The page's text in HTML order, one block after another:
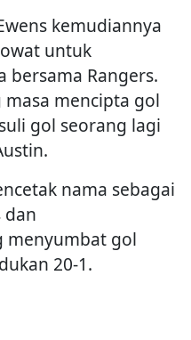
kemudiannya
untuk
bersama Rangers.
mencipta gol
gol seorang lagi
nama sebagai
dan
menyumbat gol
20-1.